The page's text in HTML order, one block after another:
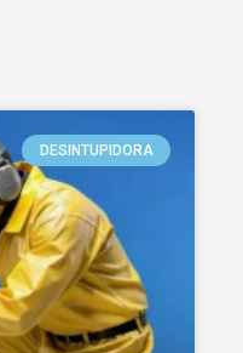
DESINTUPIDORA